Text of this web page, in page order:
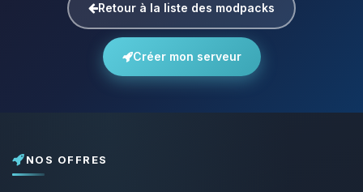
Retour à la liste des modpacks
Créer mon serveur
NOS OFFRES